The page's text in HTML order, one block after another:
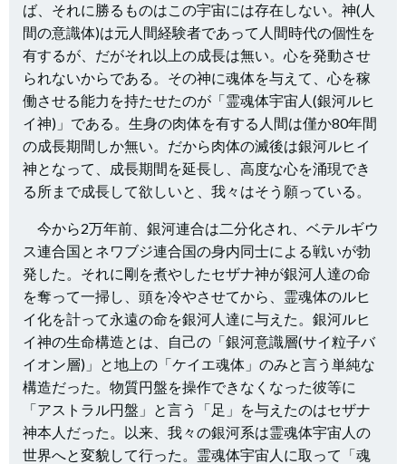
ば、それに勝るものはこの宇宙には存在しない。神(人
間の意識体)は元人間経験者であって人間時代の個性を
有するが、だがそれ以上の成長は無い。心を発動させ
られないからである。その神に魂体を与えて、心を稼
働させる能力を持たせたのが「霊魂体宇宙人(銀河ルヒ
イ神)」である。生身の肉体を有する人間は僅か80年間
の成長期間しか無い。だから肉体の滅後は銀河ルヒイ
神となって、成長期間を延長し、高度な心を涌現でき
る所まで成長して欲しいと、我々はそう願っている。
今から2万年前、銀河連合は二分化され、ベテルギウ
ス連合国とネワブジ連合国の身内同士による戦いが勃
発した。それに剛を煮やしたセザナ神が銀河人達の命
を奪って一掃し、頭を冷やさせてから、霊魂体のルヒ
イ化を計って永遠の命を銀河人達に与えた。銀河ルヒ
イ神の生命構造とは、自己の「銀河意識層(サイ粒子バ
イオン層)」と地上の「ケイエ魂体」のみと言う単純な
構造だった。物質円盤を操作できなくなった彼等に
「アストラル円盤」と言う「足」を与えたのはセザナ
神本人だった。以来、我々の銀河系は霊魂体宇宙人の
世界へと変貌して行った。霊魂体宇宙人に取って「魂